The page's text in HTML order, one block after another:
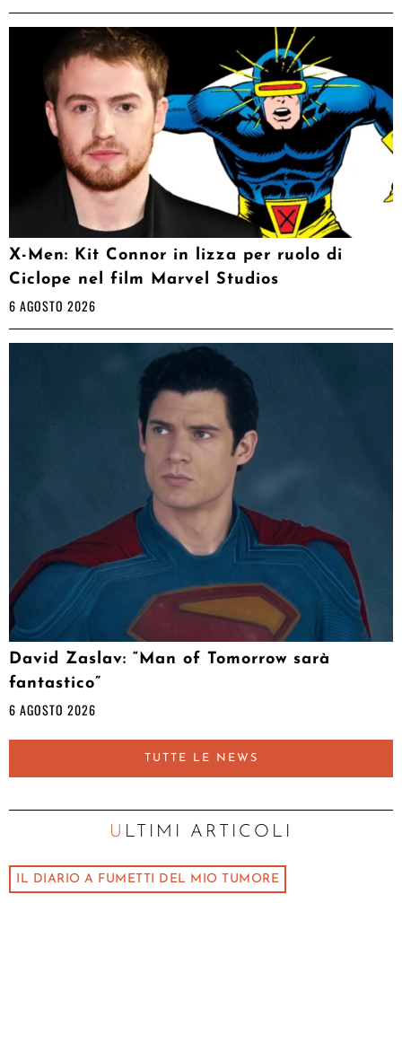
X-Men: Kit Connor in lizza per ruolo di
Ciclope nel film Marvel Studios
6 AGOSTO 2026
David Zaslav: “Man of Tomorrow sarà
fantastico”
6 AGOSTO 2026
TUTTE LE NEWS
ULTIMI ARTICOLI
IL DIARIO A FUMETTI DEL MIO TUMORE